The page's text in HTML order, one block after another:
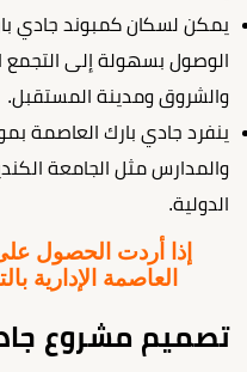
الوصول بسهولة إلى التجمع
والشروق ومدينة المستقبل.
ينفرد جادي بارك العاصمة
والمدارس مثل الجامعة
الدولية.
إذا أردت الحصول
العاصمة الإدارية
تصميم مشروع